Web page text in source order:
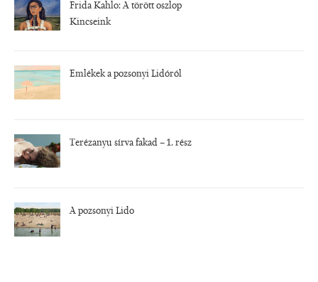
Frida Kahlo: A törött oszlop
Kincseink
Emlékek a pozsonyi Lidóról
Terézanyu sírva fakad – 1. rész
A pozsonyi Lido